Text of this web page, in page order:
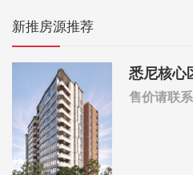
新推房源推荐
悉尼核心
售价请联